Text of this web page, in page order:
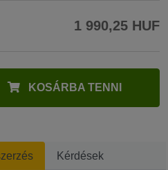
1 990,25 HUF
KOSÁRBA TENNI
Kérdések